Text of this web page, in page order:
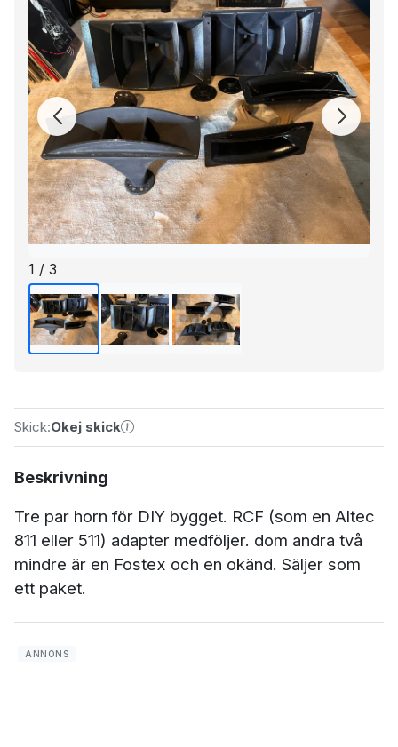
1 / 3
Skick:Okej skick
Beskrivning
Tre par horn för DIY bygget. RCF (som en Altec
811 eller 511) adapter medföljer. dom andra två
mindre är en Fostex och en okänd. Säljer som
ett paket.